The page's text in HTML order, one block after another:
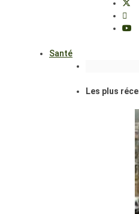
Santé
Les plus